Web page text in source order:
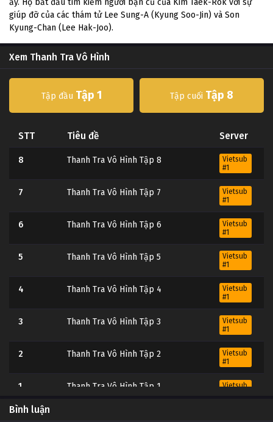
giúp đỡ của các thám tử Lee Sung-A (Kyung Soo-Jin) và Son
Kyung-Chan (Lee Hak-Joo).
Xem Thanh Tra Vô Hình
Tập đầu Tập 1 Tập cuối Tập 8
STT Tiêu đề Server
8 Thanh Tra Vô Hình Tập 8
Vietsub
#1
7 Thanh Tra Vô Hình Tập 7
Vietsub
#1
6 Thanh Tra Vô Hình Tập 6
Vietsub
#1
5 Thanh Tra Vô Hình Tập 5
Vietsub
#1
4 Thanh Tra Vô Hình Tập 4
Vietsub
#1
3 Thanh Tra Vô Hình Tập 3
Vietsub
#1
2 Thanh Tra Vô Hình Tập 2
Vietsub
#1
1 Thanh Tra Vô Hình Tập 1
Vietsub
Bình luận